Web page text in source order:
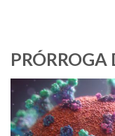
PRÓRROGA